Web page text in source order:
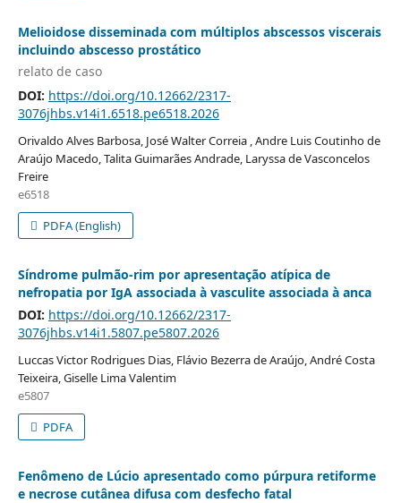
Melioidose disseminada com múltiplos abscessos viscerais
incluindo abscesso prostático
relato de caso
DOI: https://doi.org/10.12662/2317-
3076jhbs.v14i1.6518.pe6518.2026
Orivaldo Alves Barbosa, José Walter Correia , Andre Luis Coutinho de
Araújo Macedo, Talita Guimarães Andrade, Laryssa de Vasconcelos
Freire
e6518
PDFA (English)
Síndrome pulmão-rim por apresentação atípica de
nefropatia por IgA associada à vasculite associada à anca
DOI: https://doi.org/10.12662/2317-
3076jhbs.v14i1.5807.pe5807.2026
Luccas Victor Rodrigues Dias, Flávio Bezerra de Araújo, André Costa
Teixeira, Giselle Lima Valentim
e5807
PDFA
Fenômeno de Lúcio apresentado como púrpura retiforme
e necrose cutânea difusa com desfecho fatal